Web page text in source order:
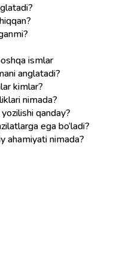
ismlar
anglatadi?
kimlar?
nimada?
qanday?
ega bo‘ladi?
ahamiyati nimada?